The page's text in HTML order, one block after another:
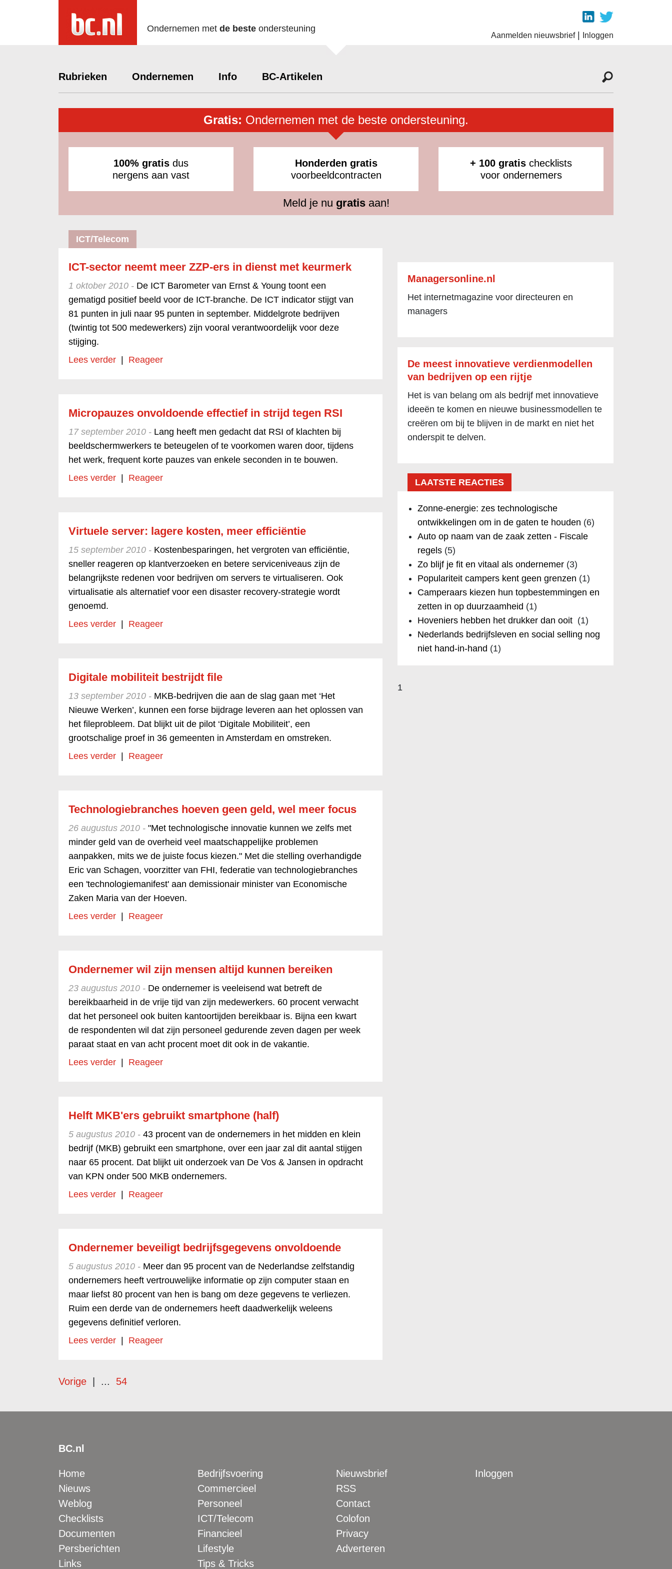
Ondernemen met de beste ondersteuning
Aanmelden nieuwsbrief| Inloggen
Rubrieken Ondernemen Info BC-Artikelen
Gratis: Ondernemen met de beste ondersteuning.
100% gratis dus
nergens aan vast
Honderden gratis
voorbeeldcontracten
+ 100 gratis checklists
voor ondernemers
Meld je nu gratisaan!
ICT/Telecom
ICT-sector neemt meer ZZP-ers in dienst met keurmerk
1 oktober 2010 - De ICT Barometer van Ernst & Young toont een
gematigd positief beeld voor de ICT-branche. De ICT indicator stijgt van
81 punten in juli naar 95 punten in september. Middelgrote bedrijven
(twintig tot 500 medewerkers) zijn vooral verantwoordelijk voor deze
stijging.
Lees verder
Reageer
Micropauzes onvoldoende effectief in strijd tegen RSI
17 september 2010 - Lang heeft men gedacht dat RSI of klachten bij
beeldschermwerkers te beteugelen of te voorkomen waren door, tijdens
het werk, frequent korte pauzes van enkele seconden in te bouwen.
Lees verder
Reageer
Virtuele server: lagere kosten, meer efficiëntie
15 september 2010 - Kostenbesparingen, het vergroten van efficiëntie,
sneller reageren op klantverzoeken en betere serviceniveaus zijn de
belangrijkste redenen voor bedrijven om servers te virtualiseren. Ook
virtualisatie als alternatief voor een disaster recovery-strategie wordt
genoemd.
Lees verder
Reageer
Digitale mobiliteit bestrijdt file
13 september 2010 - MKB-bedrijven die aan de slag gaan met ‘Het
Nieuwe Werken’, kunnen een forse bijdrage leveren aan het oplossen van
het fileprobleem. Dat blijkt uit de pilot ‘Digitale Mobiliteit’, een
grootschalige proef in 36 gemeenten in Amsterdam en omstreken.
Lees verder
Reageer
Technologiebranches hoeven geen geld, wel meer focus
26 augustus 2010 - "Met technologische innovatie kunnen we zelfs met
minder geld van de overheid veel maatschappelijke problemen
aanpakken, mits we de juiste focus kiezen." Met die stelling overhandigde
Eric van Schagen, voorzitter van FHI, federatie van technologiebranches
een 'technologiemanifest' aan demissionair minister van Economische
Zaken Maria van der Hoeven.
Lees verder
Reageer
Ondernemer wil zijn mensen altijd kunnen bereiken
23 augustus 2010 - De ondernemer is veeleisend wat betreft de
bereikbaarheid in de vrije tijd van zijn medewerkers. 60 procent verwacht
dat het personeel ook buiten kantoortijden bereikbaar is. Bijna een kwart
de respondenten wil dat zijn personeel gedurende zeven dagen per week
paraat staat en van acht procent moet dit ook in de vakantie.
Lees verder
Reageer
Helft MKB'ers gebruikt smartphone (half)
5 augustus 2010 - 43 procent van de ondernemers in het midden en klein
bedrijf (MKB) gebruikt een smartphone, over een jaar zal dit aantal stijgen
naar 65 procent. Dat blijkt uit onderzoek van De Vos & Jansen in opdracht
van KPN onder 500 MKB ondernemers.
Lees verder
Reageer
Ondernemer beveiligt bedrijfsgegevens onvoldoende
5 augustus 2010 - Meer dan 95 procent van de Nederlandse zelfstandig
ondernemers heeft vertrouwelijke informatie op zijn computer staan en
maar liefst 80 procent van hen is bang om deze gegevens te verliezen.
Ruim een derde van de ondernemers heeft daadwerkelijk weleens
gegevens definitief verloren.
Lees verder
Reageer
Vorige ... 54
Managersonline.nl
Het internetmagazine voor directeuren en
managers
De meest innovatieve verdienmodellen
van bedrijven op een rijtje
Het is van belang om als bedrijf met innovatieve
ideeën te komen en nieuwe businessmodellen te
creëren om bij te blijven in de markt en niet het
onderspit te delven.
LAATSTE REACTIES
Zonne-energie: zes technologische
ontwikkelingen om in de gaten te houden (6)
Auto op naam van de zaak zetten - Fiscale
regels(5)
Zo blijf je fit en vitaal als ondernemer(3)
Populariteit campers kent geen grenzen (1)
Camperaars kiezen hun topbestemmingen en
zetten in op duurzaamheid (1)
Hoveniers hebben het drukker dan ooit (1)
Nederlands bedrijfsleven en social selling nog
niet hand-in-hand (1)
1
BC.nl
Home
Nieuws
Weblog
Checklists
Documenten
Persberichten
Links
Bedrijfsvoering
Commercieel
Personeel
ICT/Telecom
Financieel
Lifestyle
Tips & Tricks
Nieuwsbrief
RSS
Contact
Colofon
Privacy
Adverteren
Inloggen